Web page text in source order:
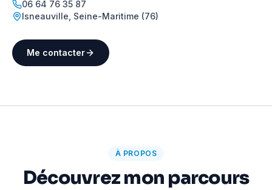
06 64 76 35 87
Isneauville Seine-Maritime (76)
Me contacter
À PROPOS
Découvrez mon parcours